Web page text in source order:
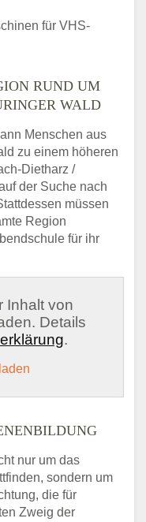
für VHS-
RUND UM
WALD
Menschen aus
zu einem höheren
Dietharz /
der Suche nach
müssen
Region
für ihr
Inhalt von
Details
.
nur um das
sondern um
die für
Zweig der